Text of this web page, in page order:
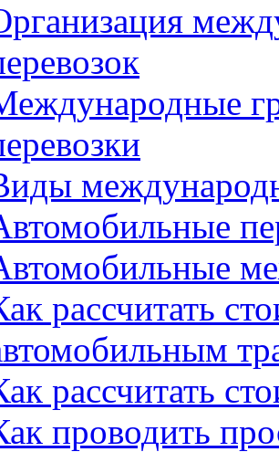
рассчитать
рассчитать
проводить